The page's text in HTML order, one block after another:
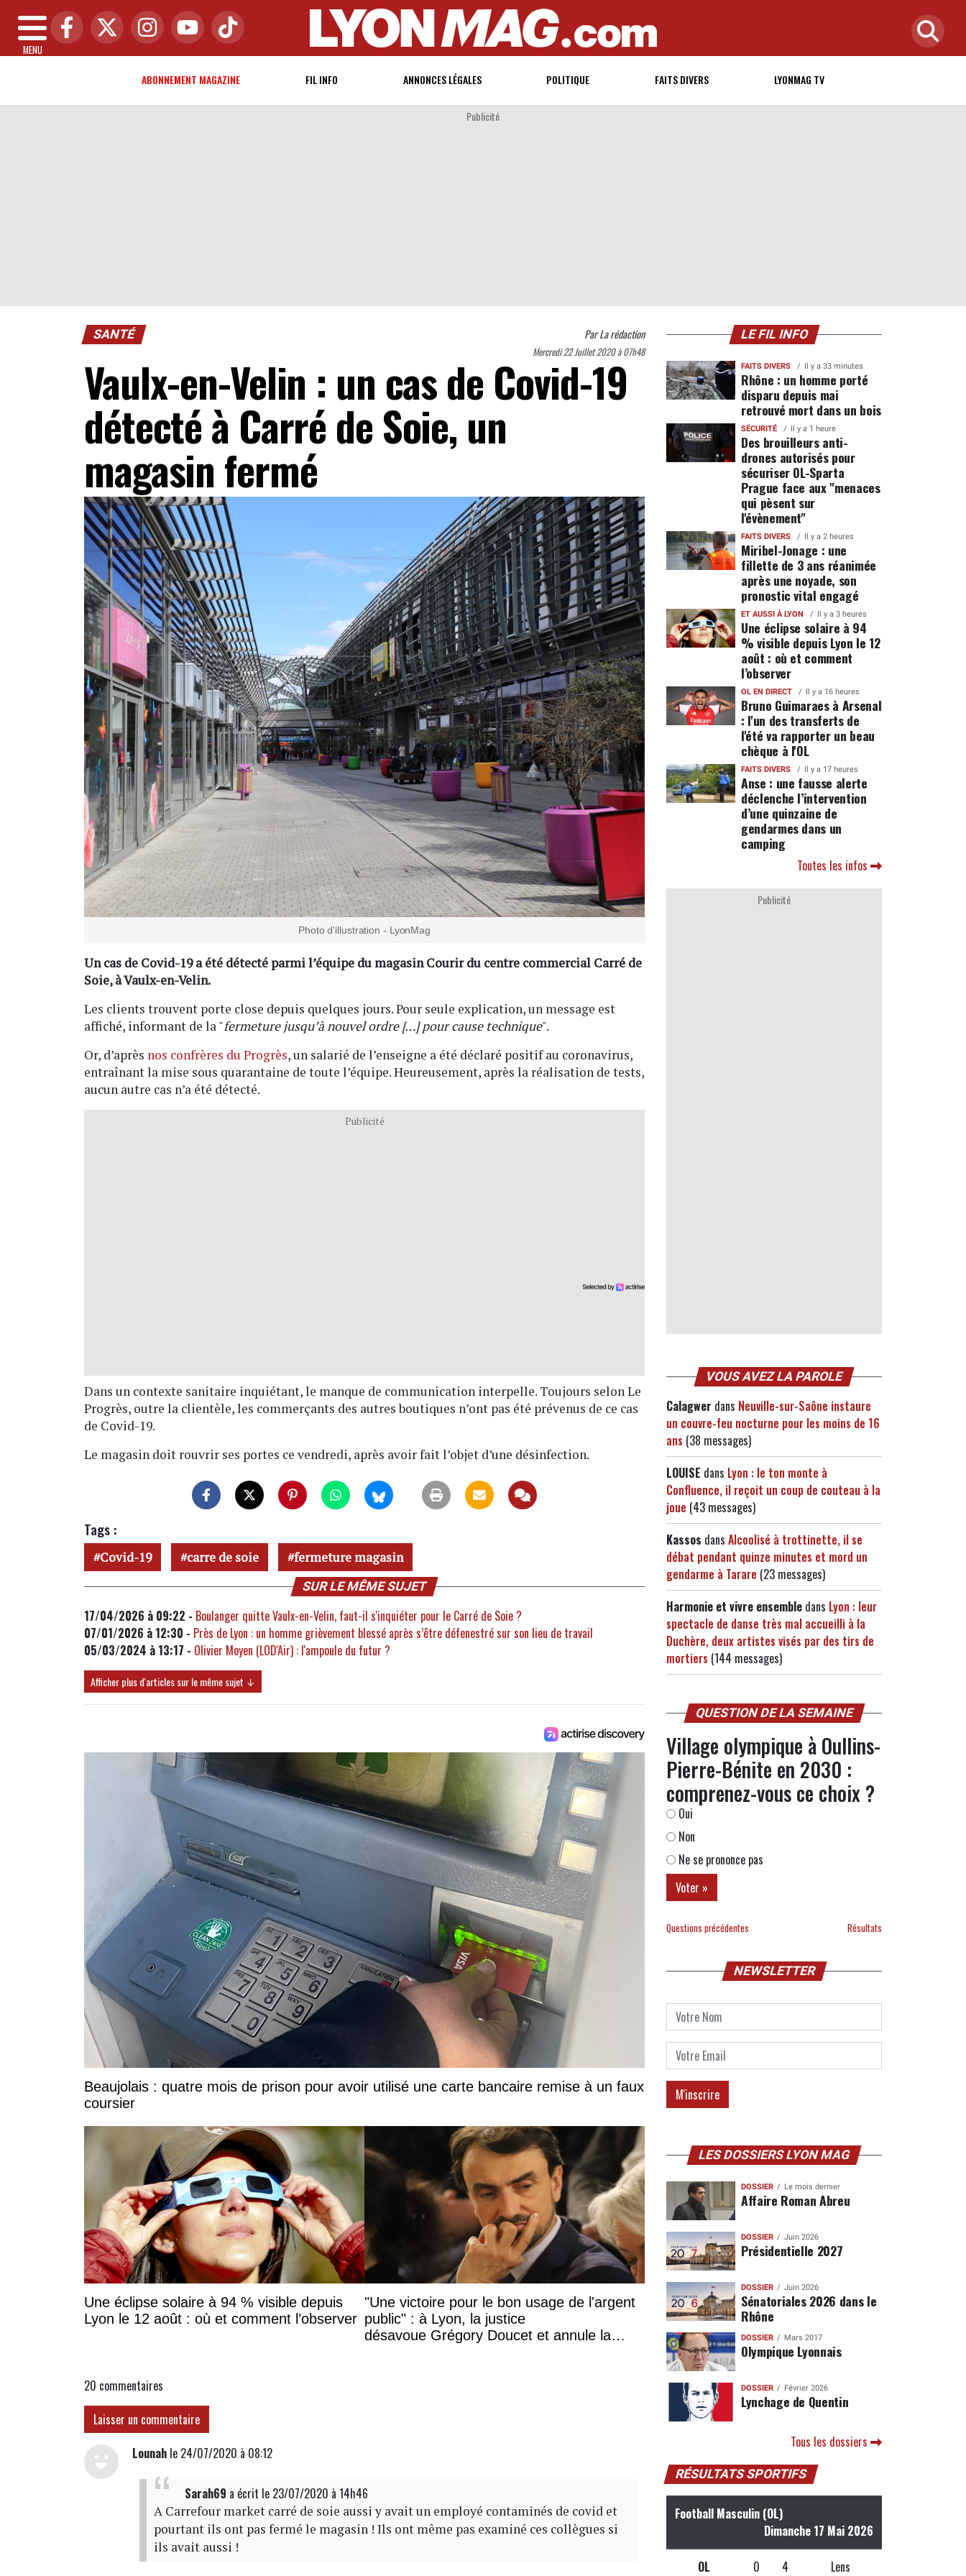
MENU
ABONNEMENT MAGAZINE FIL INFO ANNONCES LÉGALES POLITIQUE FAITS DIVERS LYONMAG TV
Publicité
SANTÉ ParLa rédaction
Mercredi 22 Juillet 2020 à 07h48
Vaulx-en-Velin : un cas de Covid-19
détecté à Carré de Soie, un
magasin fermé
Photo d'illustration - LyonMag
Un cas de Covid-19 a été détecté parmi l’équipe du magasin Courir du centre commercial Carré de
Soie, à Vaulx-en-Velin.
Les clients trouvent porte close depuis quelques jours. Pour seule explication, un message est
affiché, informant de la "fermeture jusqu’à nouvel ordre […] pour cause technique".
Or, d’après nos confrères du Progrès, un salarié de l’enseigne a été déclaré positif au coronavirus,
entraînant la mise sous quarantaine de toute l’équipe. Heureusement, après la réalisation de tests,
aucun autre cas n’a été détecté.
Publicité
Dans un contexte sanitaire inquiétant, le manque de communication interpelle. Toujours selon Le
Progrès, outre la clientèle, les commerçants des autres boutiques n’ont pas été prévenus de ce cas
de Covid-19.
Le magasin doit rouvrir ses portes ce vendredi, après avoir fait l’objet d’une désinfection.
Tags :
Covid-19 carre de soie fermeture magasin
SUR LE MÊME SUJET
17/04/2026 à 09:22 - Boulanger quitte Vaulx-en-Velin, faut-il s'inquiéter pour le Carré de Soie ?
07/01/2026 à 12:30 - Près de Lyon : un homme grièvement blessé après s’être défenestré sur son lieu de travail
05/03/2024 à 13:17 - Olivier Moyen (LOD'Air) : l'ampoule du futur ?
Afficher plus d'articles sur le même sujet ↓
Beaujolais : quatre mois de prison pour avoir utilisé une carte bancaire remise à un faux
coursier
Une éclipse solaire à 94 % visible depuis
Lyon le 12 août : où et comment l’observer
"Une victoire pour le bon usage de l'argent
public" : à Lyon, la justice
désavoue Grégory Doucet et annule la
20 commentaires
Laisser un commentaire
Lounah le 24/07/2020 à 08:12
Sarah69 a écrit le 23/07/2020 à 14h46
A Carrefour market carré de soie aussi y avait un employé contaminés de covid et
pourtant ils ont pas fermé le magasin ! Ils ont même pas examiné ces collègues si
ils avait aussi !
LE FIL INFO
FAITS DIVERS Il y a 33 minutes
Rhône : un homme porté
disparu depuis mai
retrouvé mort dans un bois
SÉCURITÉ Il y a 1 heure
Des brouilleurs anti-
drones autorisés pour
sécuriser OL-Sparta
Prague face aux "menaces
qui pèsent sur
l'évènement"
FAITS DIVERS Il y a 2 heures
Miribel-Jonage : une
fillette de 3 ans réanimée
après une noyade, son
pronostic vital engagé
ET AUSSI À LYON Il y a 3 heures
Une éclipse solaire à 94
% visible depuis Lyon le 12
août : où et comment
l’observer
OL EN DIRECT Il y a 16 heures
Bruno Guimaraes à Arsenal
: l'un des transferts de
l'été va rapporter un beau
chèque à l'OL
FAITS DIVERS Il y a 17 heures
Anse : une fausse alerte
déclenche l’intervention
d’une quinzaine de
gendarmes dans un
camping
Toutes les infos
Publicité
VOUS AVEZ LA PAROLE
Calagwer dans Neuville-sur-Saône instaure
un couvre-feu nocturne pour les moins de 16
ans (38 messages)
LOUISE dans Lyon : le ton monte à
Confluence, il reçoit un coup de couteau à la
joue (43 messages)
Kassos dans Alcoolisé à trottinette, il se
débat pendant quinze minutes et mord un
gendarme à Tarare (23 messages)
Harmonie et vivre ensemble dans Lyon : leur
spectacle de danse très mal accueilli à la
Duchère, deux artistes visés par des tirs de
mortiers (144 messages)
QUESTION DE LA SEMAINE
Village olympique à Oullins-
Pierre-Bénite en 2030 :
comprenez-vous ce choix ?
Oui
Non
Ne se prononce pas
Questions précédentes Résultats
NEWSLETTER
LES DOSSIERS LYON MAG
DOSSIER Le mois dernier
Affaire Roman Abreu
DOSSIER Juin 2026
Présidentielle 2027
DOSSIER Juin 2026
Sénatoriales 2026 dans le
Rhône
DOSSIER Mars 2017
Olympique Lyonnais
DOSSIER Février 2026
Lynchage de Quentin
Tous les dossiers
RÉSULTATS SPORTIFS
Football Masculin (OL)
Dimanche 17 Mai 2026
OL 0 4 Lens